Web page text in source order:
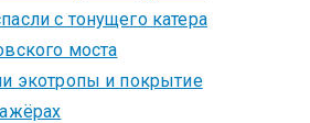
с тонущего катера
моста
экотропы и покрытие